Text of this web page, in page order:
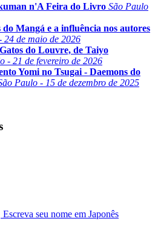
n'A Feira do Livro São Paulo
do Mangá e a influência nos autores
24 de maio de 2026
do Louvre, de Taiyo
- 21 de fevereiro de 2026
Yomi no Tsugai - Daemons do
Paulo - 15 de dezembro de 2025
Escreva seu nome em Japonês